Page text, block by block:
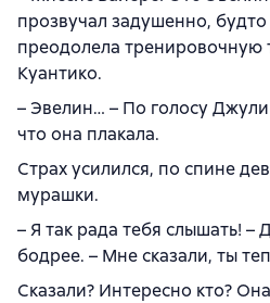
прозвучал задушенно, будто
преодолела тренировочную
Куантико.
– Эвелин… – По голосу
что она плакала.
Страх усилился, по спине
мурашки.
– Я так рада тебя слышать! –
бодрее. – Мне сказали, ты
Сказали? Интересно кто?